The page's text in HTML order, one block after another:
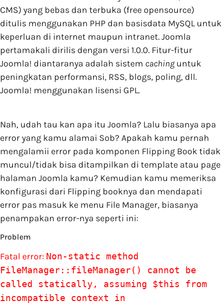
CMS) yang bebas dan terbuka (free opensource)
ditulis menggunakan PHP dan basisdata MySQL untuk
keperluan di internet maupun intranet. Joomla
pertamakali dirilis dengan versi 1.0.0. Fitur-fitur
Joomla! diantaranya adalah sistem cachinguntuk
peningkatan performansi, RSS, blogs, poling, dll.
Joomla! menggunakan lisensi GPL.
Nah, udah tau kan apa itu Joomla? Lalu biasanya apa
error yang kamu alamai Sob? Apakah kamu pernah
mengalamii error pada komponen Flipping Book tidak
muncul/tidak bisa ditampilkan di template atau page
halaman Joomla kamu? Kemudian kamu memeriksa
konfigurasi dari Flipping booknya dan mendapati
error pas masuk ke menu File Manager, biasanya
penampakan error-nya seperti ini:
Problem
Fatal error: Non-static method
FileManager::fileManager() cannot be
called statically, assuming $this from
incompatible context in